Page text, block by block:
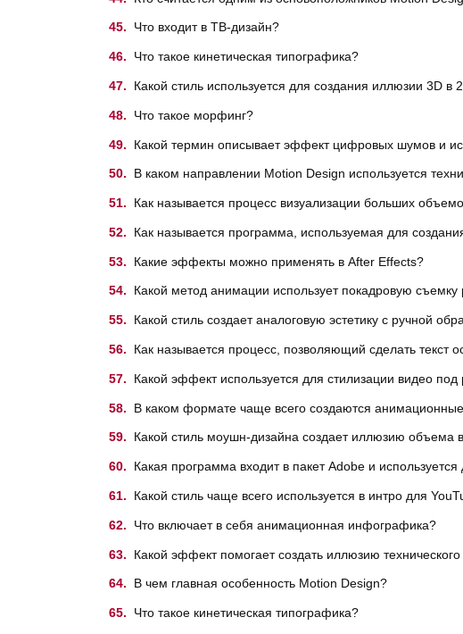
Что входит в ТВ-дизайн?
Что такое кинетическая типографика?
Какой стиль используется для создания иллюзии 3D в
Что такое морфинг?
Какой термин описывает эффект цифровых шумов и
В каком направлении Motion Design используется
Как называется процесс визуализации больших
Как называется программа, используемая для
Какие эффекты можно применять в After Effects?
Какой метод анимации использует покадровую
Какой стиль создает аналоговую эстетику с ручной
Как называется процесс, позволяющий сделать
Какой эффект используется для стилизации видео под
В каком формате чаще всего создаются
Какой стиль моушн-дизайна создает иллюзию объема
Какая программа входит в пакет Adobe и
Какой стиль чаще всего используется в интро для
Что включает в себя анимационная инфографика?
Какой эффект помогает создать иллюзию
В чем главная особенность Motion Design?
Что такое кинетическая типографика?